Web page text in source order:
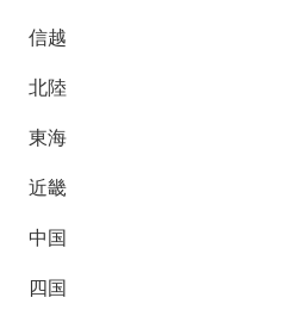
信越
北陸
東海
近畿
中国
四国